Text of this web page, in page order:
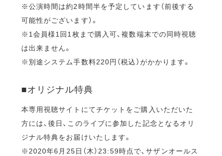
※公演時間は約2時間半を予定しています（前後する
可能性がございます）。
※1会員様1回1枚まで購入可、複数端末での同時視聴
は出来ません。
※別途システム手数料220円（税込）がかかります。
■オリジナル特典
本専用視聴サイトにてチケットをご購入いただいた
方には、後日、このライブに参加した記念となるオリ
ジナル特典をお届けいたします。
※2020年6月25日（木）23:59時点で、サザンオールス